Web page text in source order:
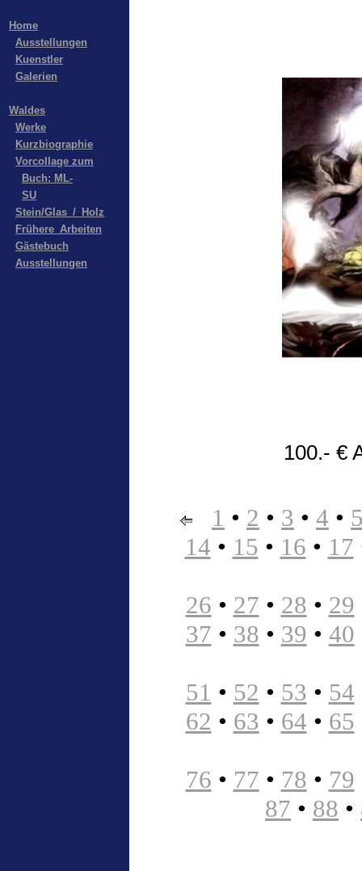
Home
Ausstellungen
Kuenstler
Galerien
Waldes
Werke
Kurzbiographie
Vorcollage zum
Buch: ML-
SU
Stein/Glas_/_Holz
Frühere_Arbeiten
Gästebuch
Ausstellungen
100.- €
1 • 2 • 3 • 4 •
14 • 15 • 16 • 17
26 • 27 • 28 • 29
37 • 38 • 39 • 40
51 • 52 • 53 • 54
62 • 63 • 64 • 65
76 • 77 • 78 • 79
87 • 88 •